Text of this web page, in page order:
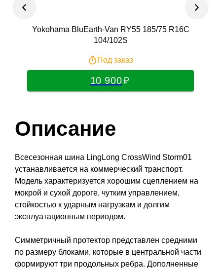
Yokohama BluEarth-Van RY55 185/75 R16С
104/102S
Под заказ
10 900
Описание
Всесезонная шина LingLong CrossWind Storm01
устанавливается на коммерческий транспорт.
Модель характеризуется хорошим сцеплением на
мокрой и сухой дороге, чутким управлением,
стойкостью к ударным нагрузкам и долгим
эксплуатационным периодом.
Симметричный протектор представлен средними
по размеру блоками, которые в центральной части
формируют три продольных ребра. Дополненные